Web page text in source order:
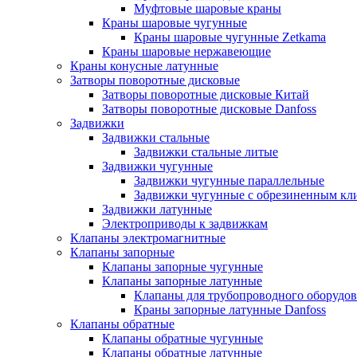
Муфтовые шаровые краны
Краны шаровые чугунные
Краны шаровые чугунные Zetkama
Краны шаровые нержавеющие
Краны конусные латунные
Затворы поворотные дисковые
Затворы поворотные дисковые Китай
Затворы поворотные дисковые Danfoss
Задвижки
Задвижки стальные
Задвижки стальные литые
Задвижки чугунные
Задвижки чугунные параллельные
Задвижки чугунные с обрезиненным
Задвижки латунные
Электроприводы к задвижкам
Клапаны электромагнитные
Клапаны запорные
Клапаны запорные чугунные
Клапаны запорные латунные
Клапаны для трубопроводного
Краны запорные латунные Danfoss
Клапаны обратные
Клапаны обратные чугунные
Клапаны обратные латунные